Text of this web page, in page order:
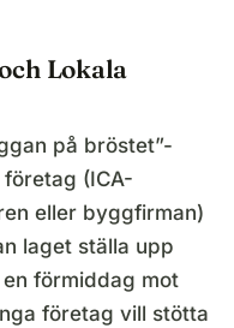
Lokala
på bröstet”-
(ICA-
eller byggfirman)
laget ställa upp
förmiddag mot
företag vill stötta